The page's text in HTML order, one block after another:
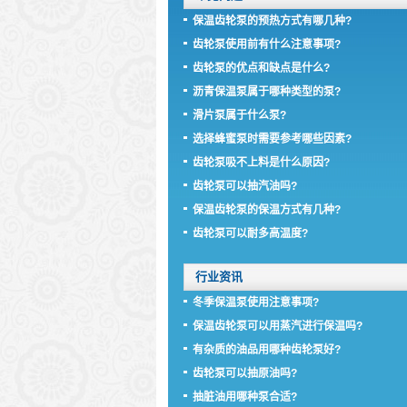
保温齿轮泵的预热方式有哪几种?
齿轮泵使用前有什么注意事项?
齿轮泵的优点和缺点是什么?
沥青保温泵属于哪种类型的泵?
滑片泵属于什么泵?
选择蜂蜜泵时需要参考哪些因素?
齿轮泵吸不上料是什么原因?
齿轮泵可以抽汽油吗?
保温齿轮泵的保温方式有几种?
齿轮泵可以耐多高温度?
行业资讯
冬季保温泵使用注意事项?
保温齿轮泵可以用蒸汽进行保温吗?
有杂质的油品用哪种齿轮泵好?
齿轮泵可以抽原油吗?
抽脏油用哪种泵合适?